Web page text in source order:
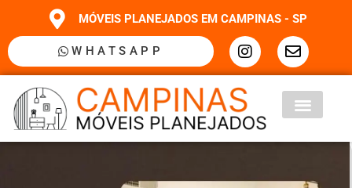
MÓVEIS PLANEJADOS EM CAMPINAS - SP
WHATSAPP